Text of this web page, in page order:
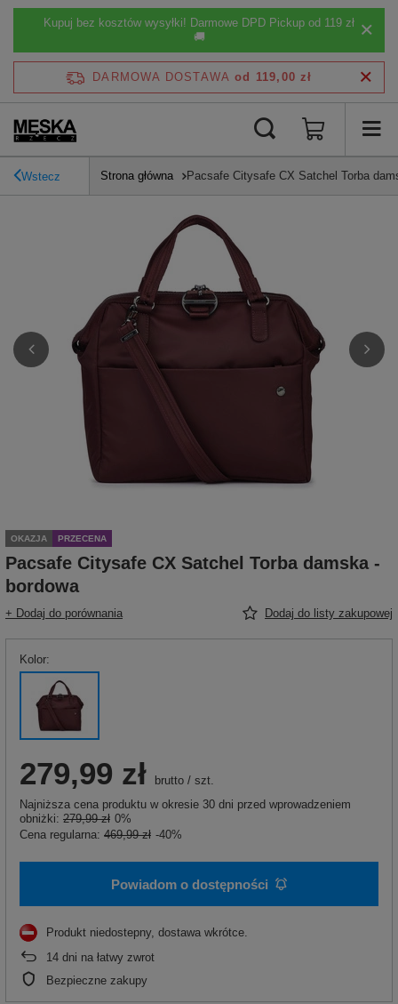
Kupuj bez kosztów wysyłki! Darmowe DPD Pickup od 119 zł
🚚
DARMOWA DOSTAWA od 119,00 zł
Wstecz Strona główna Pacsafe Citysafe CX Satchel Torba
OKAZJA PRZECENA
Pacsafe Citysafe CX Satchel Torba damska -
bordowa
+ Dodaj do porównania Dodaj do listy zakupowej
Kolor
279,99 zł brutto / szt.
Najniższa cena produktu w okresie 30 dni przed wprowadzeniem
obniżki: 279,99 zł 0%
Cena regularna: 469,99 zł -40%
Powiadom o dostępności
Produkt niedostepny, dostawa wkrótce
14 dni na łatwy zwrot
Bezpieczne zakupy